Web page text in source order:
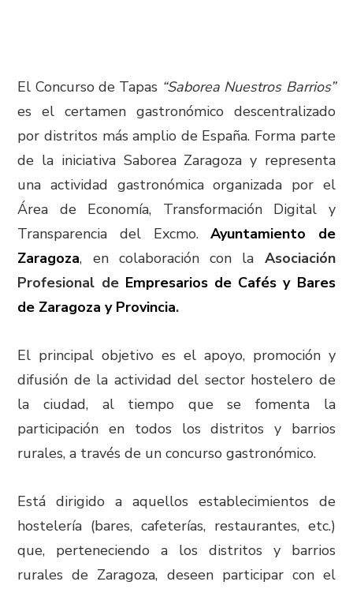
El Concurso de Tapas “Saborea Nuestros Barrios”
es el certamen gastronómico descentralizado
por distritos más amplio de España. Forma parte
de la iniciativa Saborea Zaragoza y representa
una actividad gastronómica organizada por el
Área de Economía, Transformación Digital y
Transparencia del Excmo.Ayuntamiento de
Zaragoza, en colaboración con la Asociación
Profesional de Empresarios de Cafés y Bares
de Zaragoza y Provincia.
El principal objetivo es el apoyo, promoción y
difusión de la actividad del sector hostelero de
la ciudad, al tiempo que se fomenta la
participación en todos los distritos y barrios
rurales, a través de un concurso gastronómico.
Está dirigido a aquellos establecimientos de
hostelería (bares, cafeterías, restaurantes, etc.)
que, perteneciendo a los distritos y barrios
rurales de Zaragoza, deseen participar con el